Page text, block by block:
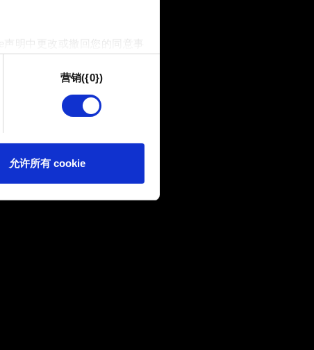
明中更改或撤回您的同意事
和内容相关的反馈，以便
们偶尔也可能与我们的合作
好。一旦您了解了其中的
营销({0})
允许所有 cookie